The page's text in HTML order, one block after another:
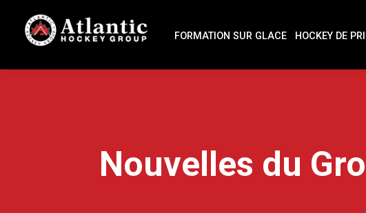
FORMATION SUR GLACE HOCKEY DE
Nouvelles du